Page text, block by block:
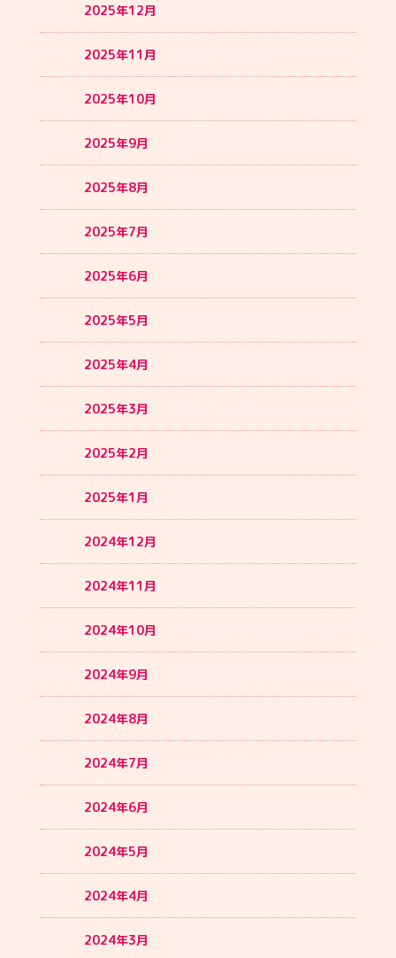
2025年12月
2025年11月
2025年10月
2025年9月
2025年8月
2025年7月
2025年6月
2025年5月
2025年4月
2025年3月
2025年2月
2025年1月
2024年12月
2024年11月
2024年10月
2024年9月
2024年8月
2024年7月
2024年6月
2024年5月
2024年4月
2024年3月